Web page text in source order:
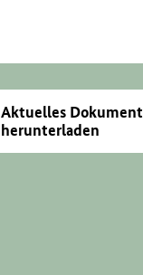
Aktuelles Dokument
herunterladen